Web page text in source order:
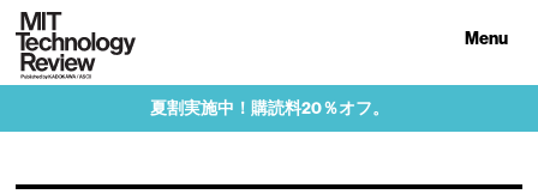
Menu
夏割実施中！購読料20％オフ。